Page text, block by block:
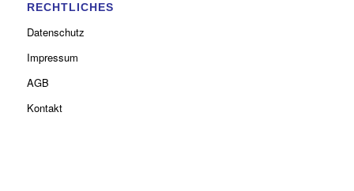
RECHTLICHES
Datenschutz
Impressum
AGB
Kontakt